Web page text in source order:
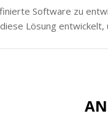
Software zu
Lösung